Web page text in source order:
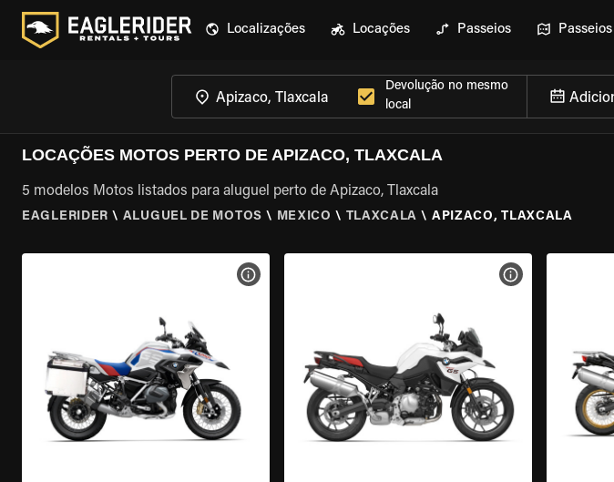
Localizações Locações Passeios
Devolução no mesmo
local
LOCAÇÕES MOTOS PERTO DE APIZACO, TLAXCALA
5 modelos Motos listados para aluguel perto de Apizaco, Tlaxcala
EAGLERIDER \ ALUGUEL DE MOTOS \ MEXICO \ TLAXCALA \ APIZACO, TLAXCALA
VER ESPECIFICAÇÕES DA MOTO VER